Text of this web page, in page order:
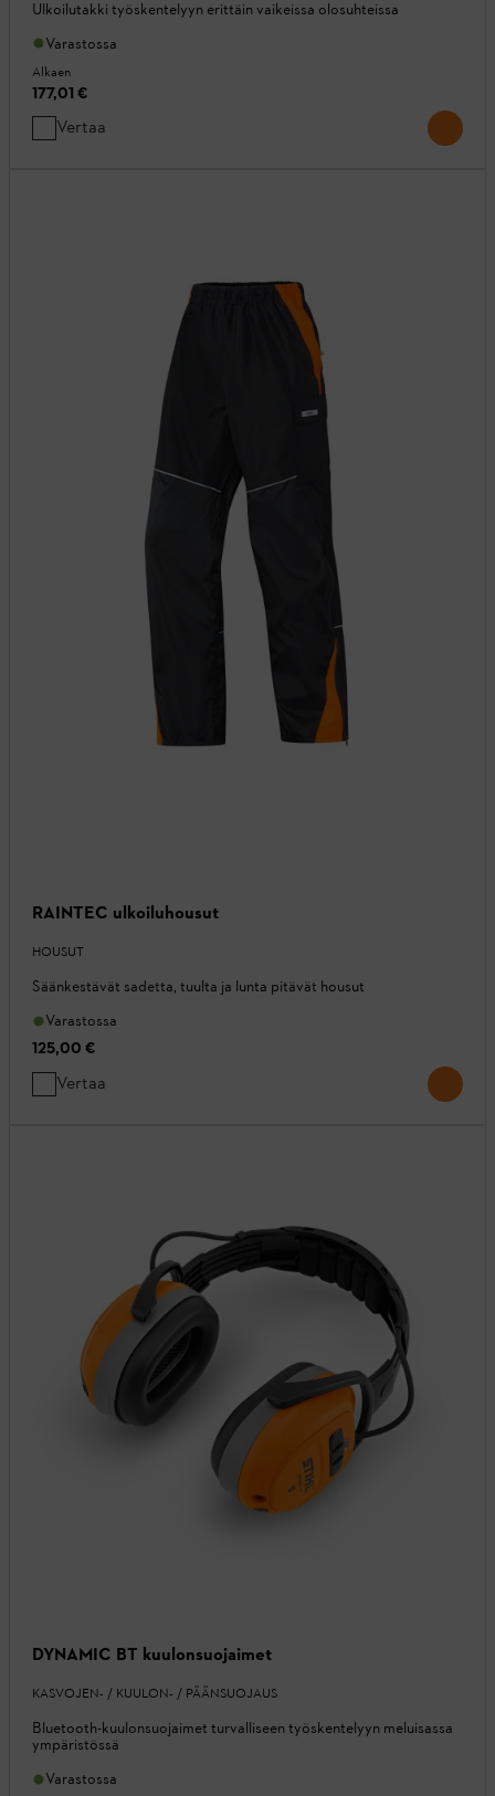
Ulkoilutakki työskentelyyn erittäin vaikeissa olosuhteissa
Varastossa
Alkaen
177,01 €
Vertaa
RAINTEC ulkoiluhousut
HOUSUT
Säänkestävät sadetta, tuulta ja lunta pitävät housut
Varastossa
125,00 €
Vertaa
DYNAMIC BT kuulonsuojaimet
KASVOJEN- / KUULON- / PÄÄNSUOJAUS
Bluetooth-kuulonsuojaimet turvalliseen työskentelyyn meluisassa
ympäristössä
Varastossa